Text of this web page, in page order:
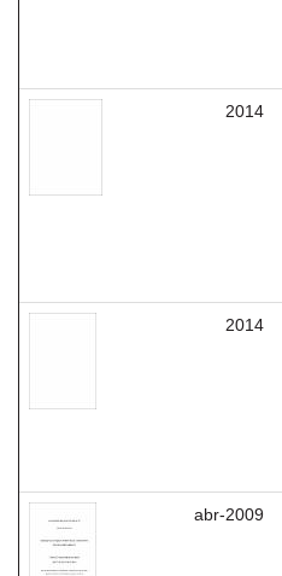
2014
2014
abr-2009